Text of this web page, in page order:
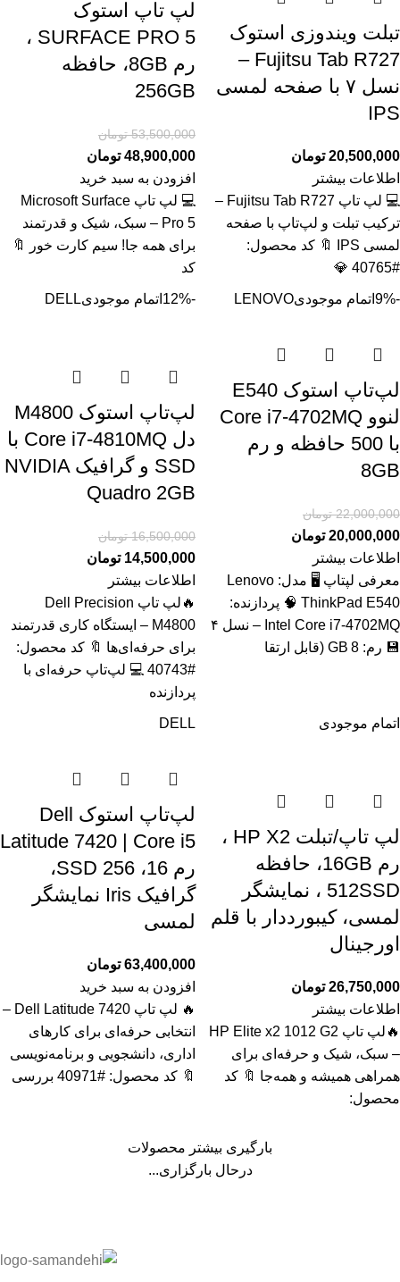
تبلت ویندوزی استوک
Fujitsu Tab R727 –
نسل ۷ با صفحه لمسی
IPS
20,500,000 تومان
اطلاعات بیشتر
💻 لپ تاپ Fujitsu Tab R727 –
ترکیب تبلت و لپ‌تاپ با صفحه
لمسی IPS 🔖 کد محصول:
#40765 💎
لپ تاپ استوک
SURFACE PRO 5 ،
رم 8GB، حافظه
256GB
53,500,000 تومان
48,900,000 تومان
افزودن به سبد خرید
💻 لپ تاپ Microsoft Surface
Pro 5 – سبک، شیک و قدرتمند
برای همه جا! سیم کارت خور 🔖
کد
-9% اتمام موجودیLENOVO
لپ‌تاپ استوک E540
لنوو Core i7-4702MQ
با 500 حافظه و رم
8GB
22,000,000 تومان
20,000,000 تومان
اطلاعات بیشتر
معرفی لپتاپ 🖥️ مدل: Lenovo
ThinkPad E540 🧠 پردازنده:
Intel Core i7‑4702MQ – نسل ۴
💾 رم: 8 GB (قابل ارتقا
-12% اتمام موجودیDELL
لپ‌تاپ استوک M4800
دل Core i7-4810MQ با
SSD و گرافیک NVIDIA
Quadro 2GB
16,500,000 تومان
14,500,000 تومان
اطلاعات بیشتر
🔥لپ تاپ Dell Precision
M4800 – ایستگاه کاری قدرتمند
برای حرفه‌ای‌ها 🔖 کد محصول:
#40743 💻 لپ‌تاپ حرفه‌ای با
پردازنده
اتمام موجودی
لپ تاپ/تبلت HP X2 ،
رم 16GB، حافظه
512SSD ، نمایشگر
لمسی، کیبورددار با قلم
اورجینال
26,750,000 تومان
اطلاعات بیشتر
🔥لپ تاپ HP Elite x2 1012 G2
– سبک، شیک و حرفه‌ای برای
همراهی همیشه و همه‌جا 🔖 کد
محصول:
DELL
لپ‌تاپ استوک Dell
Latitude 7420 | Core i5
رم 16، SSD 256،
گرافیک Iris نمایشگر
لمسی
63,400,000 تومان
افزودن به سبد خرید
🔥 لپ تاپ Dell Latitude 7420 –
انتخابی حرفه‌ای برای کارهای
اداری، دانشجویی و برنامه‌نویسی
🔖 کد محصول: #40971 بررسی
بارگیری بیشتر محصولات
درحال بارگزاری...